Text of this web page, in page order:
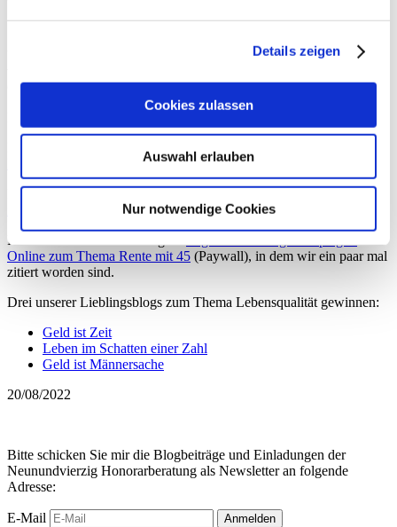
Details zeigen
Cookies zulassen
Auswahl erlauben
Nur notwendige Cookies
Verstehen Sie jetzt, warum mir das Schreiben des neuen Buchs so
Geschichten zum Thema Geld geworden bin?
Neunundvierzig Honorarberatung
PS: Ich freue mich auf Rückmeldungen unter:
nachdenken@neunundvierzig.com.
PPS: Sehen Sie dazu auch gern
Online zum Thema Rente mit 45 (Paywall), in dem wir ein paar mal
zitiert worden sind.
Drei unserer Lieblingsblogs zum Thema Lebensqualität gewinnen:
Geld ist Zeit
Leben im Schatten einer Zahl
Geld ist Männersache
20/08/2022
Bitte schicken Sie mir die Blogbeiträge und Einladungen der
Neunundvierzig Honorarberatung als Newsletter an folgende
Adresse:
E-Mail Anmelden